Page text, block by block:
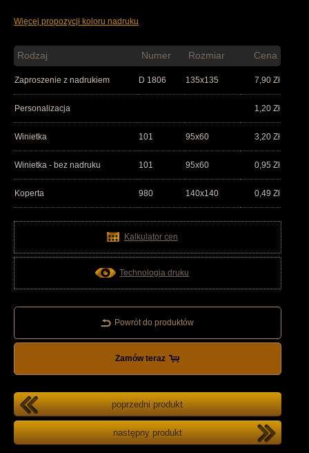
Więcej propozycji koloru nadruku
Rodzaj Numer Rozmiar Cena
Zaproszenie z nadrukiem D 1806 135x135 7,90 Zł
Personalizacja 1,20 Zł
Winietka 101 95x60 3,20 Zł
Winietka - bez nadruku 101 95x60 0,95 Zł
Koperta 980 140x140 0,49 Zł
Kalkulator cen
Technologia druku
Powrót do produktów
Zamów teraz
poprzedni produkt
następny produkt